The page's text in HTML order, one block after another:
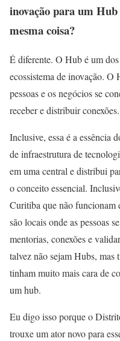
inovação para um Hub
mesma coisa?
É diferente. O Hub é um
ecossistema de inovação. O
pessoas e os negócios se
receber e distribuir conexões.
Inclusive, essa é a essência
de infraestrutura de
em uma central e distribui
o conceito essencial.
Curitiba que não funcionam
são locais onde as pessoas
mentorias, conexões e
talvez não sejam Hubs, mas
tinham muito mais cara de
um hub.
Eu digo isso porque o
trouxe um ator novo para